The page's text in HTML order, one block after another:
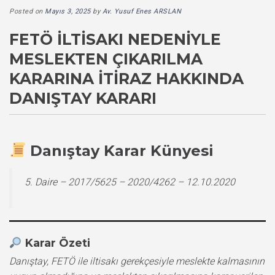
Posted on Mayıs 3, 2025byAv. Yusuf Enes ARSLAN
FETÖ İLTISAKI NEDENIYLE
MESLEKTEN ÇIKARILMA
KARARINA İTIRAZ HAKKINDA
DANIŞTAY KARARI
Danıştay Karar Künyesi
5. Daire – 2017/5625 – 2020/4262 – 12.10.2020
Karar Özeti
Danıştay, FETÖ ile iltisakı gerekçesiyle meslekte kalmasının